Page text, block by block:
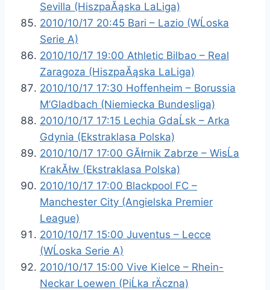
Sevilla (HiszpaĂąska LaLiga)
2010/10/17 20:45 Bari – Lazio (WĹoska
Serie A)
2010/10/17 19:00 Athletic Bilbao – Real
Zaragoza (HiszpaĂąska LaLiga)
2010/10/17 17:30 Hoffenheim – Borussia
M’Gladbach (Niemiecka Bundesliga)
2010/10/17 17:15 Lechia GdaĹsk – Arka
Gdynia (Ekstraklasa Polska)
2010/10/17 17:00 GĂłrnik Zabrze – WisĹa
KrakĂłw (Ekstraklasa Polska)
2010/10/17 17:00 Blackpool FC –
Manchester City (Angielska Premier
League)
2010/10/17 15:00 Juventus – Lecce
(WĹoska Serie A)
2010/10/17 15:00 Vive Kielce – Rhein-
Neckar Loewen (PiĹka rÄczna)